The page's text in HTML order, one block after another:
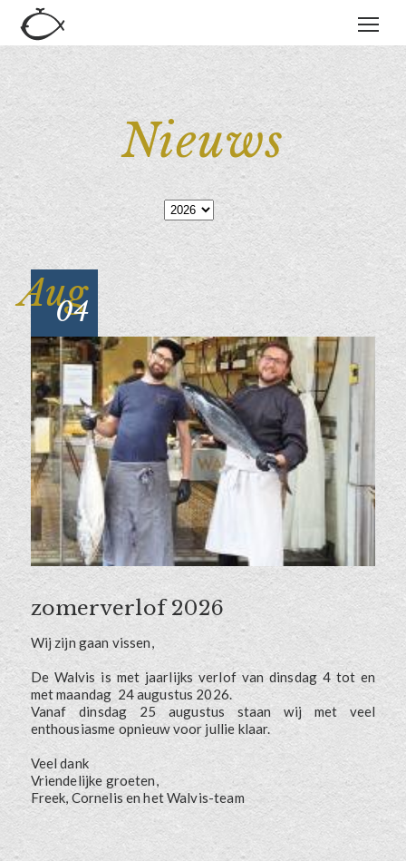
Nieuws
Jaar
Aug
04
zomerverlof 2026
Wij zijn gaan vissen,
De Walvis is met jaarlijks verlof van dinsdag 4 tot en
met maandag 24 augustus 2026.
Vanaf dinsdag 25 augustus staan wij met veel
enthousiasme opnieuw voor jullie klaar.
Veel dank
Vriendelijke groeten,
Freek, Cornelis en het Walvis-team